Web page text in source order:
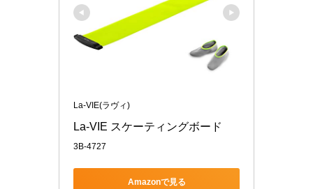
La-VIE(ラヴィ)
La-VIE スケーティングボード
3B-4727
Amazonで見る